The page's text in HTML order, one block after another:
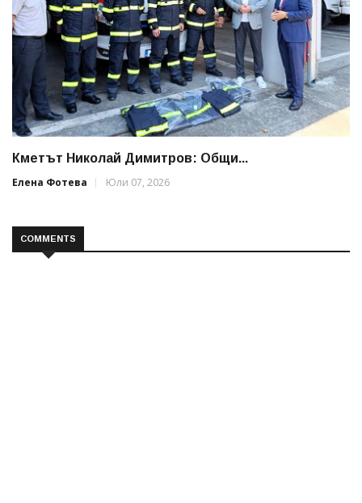
Кметът Николай Димитров: Общи...
Елена Фотева
Юли 07, 2026
COMMENTS